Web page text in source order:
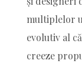
multiplelor
evolutiv al
creeze